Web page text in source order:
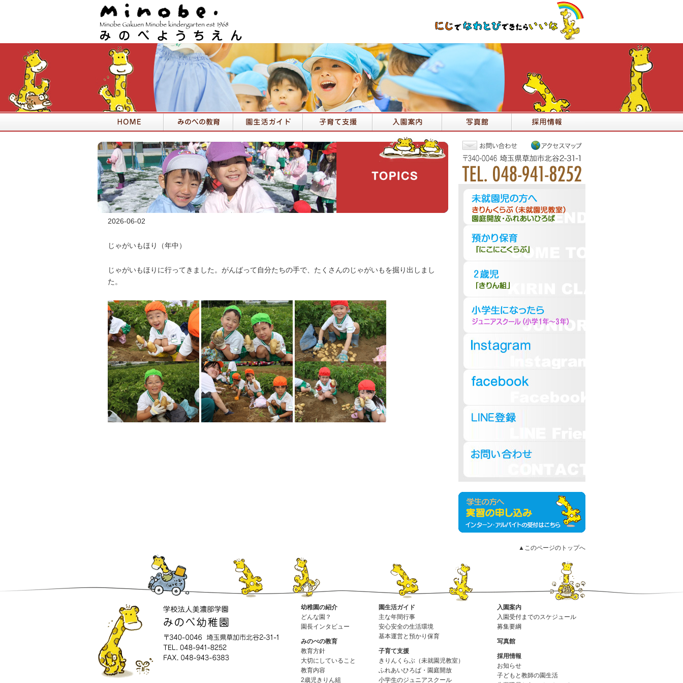
2026-06-02
じゃがいもほり（年中）
じゃがいもほりに行ってきました。がんばって自分たちの手で、たくさんのじゃがいもを掘り出しまし
た。
▲このページのトップへ
幼稚園の紹介
どんな園？
園長インタビュー
みのべの教育
教育方針
大切にしていること
教育内容
2歳児きりん組
園生活ガイド
主な年間行事
安心安全の生活環境
基本運営と預かり保育
子育て支援
きりんくらぶ（未就園児教室）
ふれあいひろば・園庭開放
小学生のジュニアスクール
入園案内
入園受付までのスケジュール
募集要綱
写真館
採用情報
お知らせ
子どもと教師の園生活